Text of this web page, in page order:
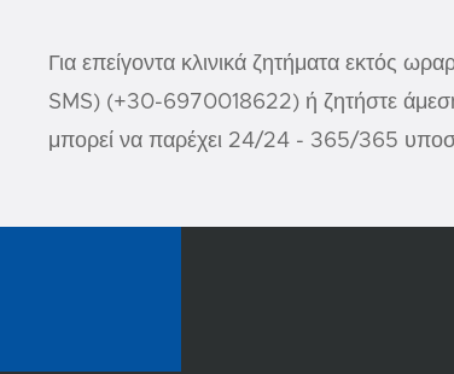
Για επείγοντα κλινικά ζητήματα εκτός
SMS) (+30-6970018622) ή ζητήστε άμεση
μπορεί να παρέχει 24/24 - 365/365